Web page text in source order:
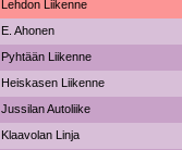
Lehdon Liikenne
E. Ahonen
Pyhtään Liikenne
Heiskasen Liikenne
Jussilan Autoliike
Klaavolan Linja